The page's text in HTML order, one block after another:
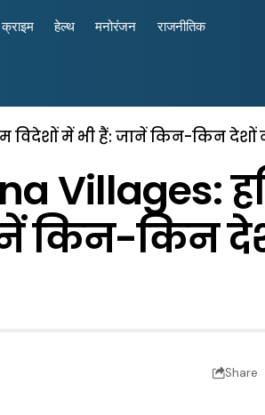
क्राइम हेल्थ मनोरंजन राजनीतिक
विदेशों में भी हैं: जानें किन-किन देशों
Villages:
किन-किन
Share